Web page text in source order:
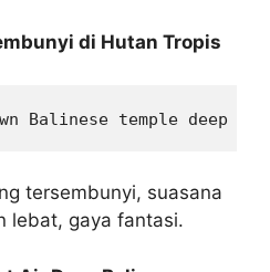
di Hutan Tropis
Balinese temple
tersembunyi, suasana
lebat, gaya fantasi.